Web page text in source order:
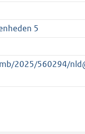
5
2025/560294/